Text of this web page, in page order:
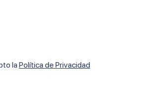
Ia Política de Privacidad